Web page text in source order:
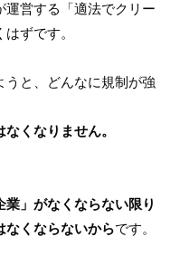
営する「適法でクリー
ずです。
うと、どんなに規制が強
くなりません。
業」がなくならない限り
なくならないからです。